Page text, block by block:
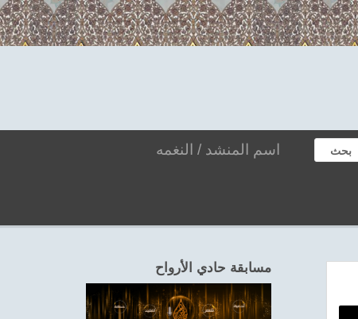
بحث
مسابقة حادي الأرواح